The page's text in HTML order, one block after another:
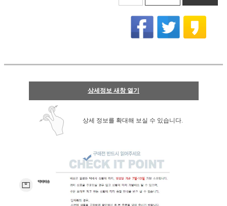
상세정보 새창 열기
상세 정보를 확대해 보실 수 있습니다.